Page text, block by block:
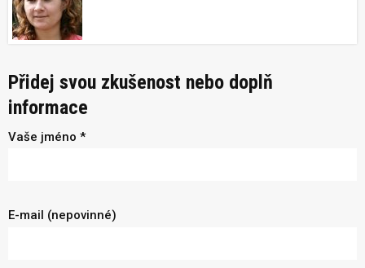
Přidej svou zkušenost nebo doplň
informace
Vaše jméno *
E-mail (nepovinné)